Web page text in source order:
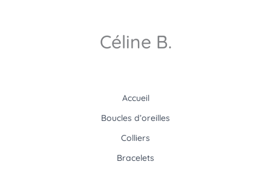
Céline B.
Accueil
Boucles d’oreilles
Colliers
Bracelets